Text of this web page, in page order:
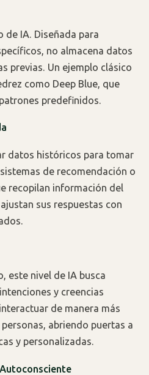
de IA. Diseñada para
no almacena datos
previas. Un ejemplo clásico
como Deep Blue, que
predefinidos.
datos históricos para tomar
de recomendación o
recopilan información del
sus respuestas con
este nivel de IA busca
y creencias
de manera más
abriendo puertas a
y personalizadas.